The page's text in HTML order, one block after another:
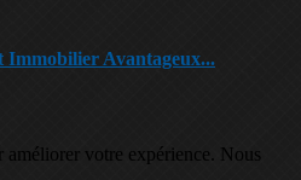
Avantageux...
améliorer votre expérience. Nous